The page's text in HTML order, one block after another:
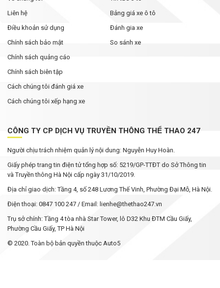
Liên hệ
Điều khoản sử dụng
Chính sách bảo mật
Chính sách quảng cáo
Chính sách biên tập
Cách chúng tôi đánh giá xe
Cách chúng tôi xếp hạng xe
Bảng giá xe ô tô
Đánh gia xe
So sánh xe
CÔNG TY CP DỊCH VỤ TRUYỀN THÔNG THỂ THAO 247
Người chịu trách nhiệm quản lý nội dung: Nguyễn Huy Hoàn.
Giấy phép trang tin điện tử tổng hợp số: 5219/GP-TTĐT do Sở Thông tin
và Truyền thông Hà Nội cấp ngày 31/10/2019.
Địa chỉ giao dịch: Tầng 4, số 248 Lương Thế Vinh, Phường Đại Mỗ, Hà Nội.
Điện thoại: 0847 100 247 / Email: lienhe@thethao247.vn
Trụ sở chính: Tầng 4 tòa nhà Star Tower, lô D32 Khu ĐTM Cầu Giấy,
Phường Cầu Giấy, TP Hà Nội
© 2020. Toàn bộ bản quyền thuộc Auto5